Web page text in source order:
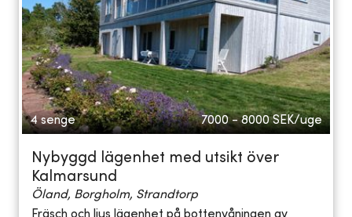
4 senge 7000 - 8000 SEK/uge
Nybyggd lägenhet med utsikt över
Kalmarsund
Öland, Borgholm, Strandtorp